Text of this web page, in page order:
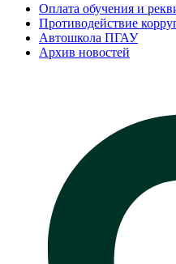
Оплата обучения и
Противодействие
Автошкола ПГАУ
Архив новостей